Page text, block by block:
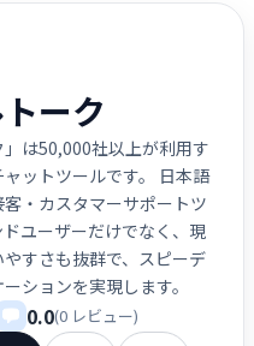
ーク
」は50,000社以上が利用す
ットツールです。 日本語
・カスタマーサポートツ
ユーザーだけでなく、現
すさも抜群で、スピーデ
ションを実現します。
0.0(0 レビュー)